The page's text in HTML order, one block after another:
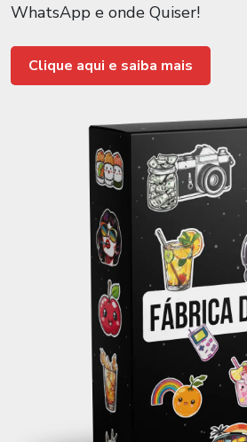
WhatsApp e onde Quiser!
Clique aqui e saiba mais